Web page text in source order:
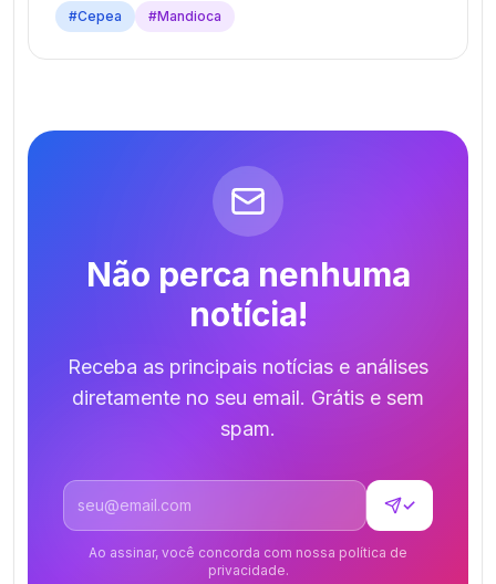
#Cepea #Mandioca
Não perca nenhuma
notícia!
Receba as principais notícias e análises
diretamente no seu email. Grátis e sem
spam.
Endereço de email
✓
Ao assinar, você concorda com nossa política de
privacidade.